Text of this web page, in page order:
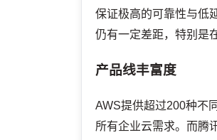
保证极高的可靠性与低
仍有一定差距，特别是
产品线丰富度
AWS提供超过200种不
所有企业云需求。而腾